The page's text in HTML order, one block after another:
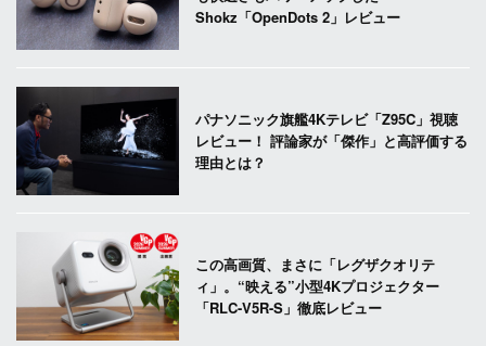
Shokz「OpenDots 2」レビュー
パナソニック旗艦4Kテレビ「Z95C」視聴
レビュー！ 評論家が「傑作」と高評価する
理由とは？
この高画質、まさに「レグザクオリテ
ィ」。“映える”小型4Kプロジェクター
「RLC-V5R-S」徹底レビュー